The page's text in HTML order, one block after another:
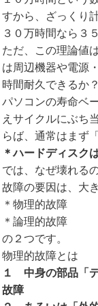
すから、ざっくり
３０万時間なら３
ただ、この理論値
は周辺機器や電源
時間耐久できるか
パソコンの寿命ベ
えサイクルにぶち
らば、通常はまず
＊ハードディスク
では、なぜ壊れる
故障の要因は、大
＊物理的故障
＊論理的故障
の２つです。
物理的故障とは
１ 中身の部品「
故障